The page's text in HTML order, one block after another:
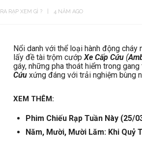
RA RẠP XEM GÌ ? 4 NĂM AGO
Nổi danh với thể loại hành động cháy
lấy đề tài trộm cướpXe Cấp Cứu (
gáy, những pha thoát hiểm trong
Cứu xứng đáng với trải nghiệm bùng
XEM THÊM:
Phim Chiếu Rạp Tuần Này (25/
Năm, Mười, Mười Lăm: Khi Quỷ